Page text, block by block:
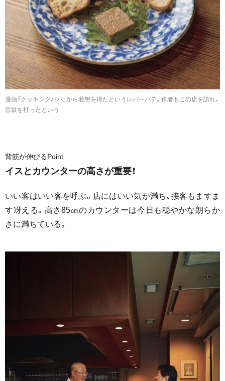
漫画『クッキングパパ』から着想を得たというレバーパテ。作者もこの店を訪れ、
舌鼓を打ったという
背筋が伸びるPoint
イスとカウンターの高さが重要！
いい客はいい客を呼ぶ。店にはいい気が満ち、接客もますま
す冴える。高さ85㎝のカウンターは今日も穏やかな朗らか
さに満ちている。